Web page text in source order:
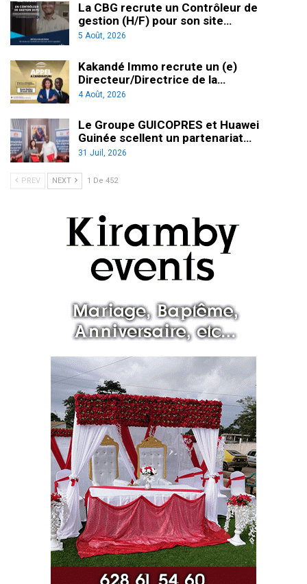
La CBG recrute un Contrôleur de
gestion (H/F) pour son site…
5 Août, 2026
Kakandé Immo recrute un (e)
Directeur/Directrice de la…
4 Août, 2026
Le Groupe GUICOPRES et Huawei
Guinée scellent un partenariat…
31 Juil, 2026
PREV NEXT 1 De 452